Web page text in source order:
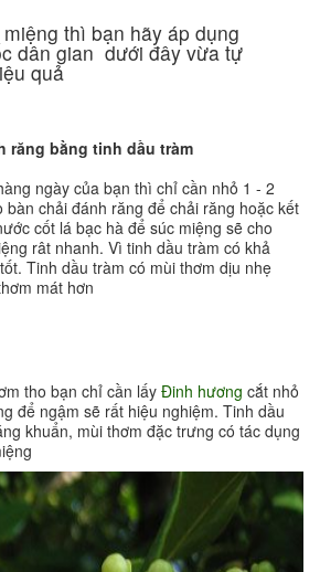
thì bạn hãy áp dụng
dân gian dưới đây vừa tự
quả
răng bằng tinh dầu tràm
ngày của bạn thì chỉ cần nhỏ 1 - 2
bàn chải đánh răng để chải răng hoặc kết
cốt lá bạc hà để súc miệng sẽ cho
rât nhanh. Vì tinh dầu tràm có khả
Tinh dầu tràm có mùi thơm dịu nhẹ
mát hơn
tho bạn chỉ cần lấy Đinh hương cắt nhỏ
để ngậm sẽ rất hiệu nghiệm. Tinh dầu
khuẩn, mùi thơm đặc trưng có tác dụng